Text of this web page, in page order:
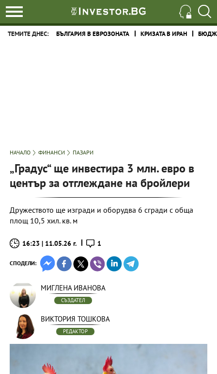
ТЕМИТЕ ДНЕС: БЪЛГАРИЯ В ЕВРОЗОНАТА КРИЗАТА В ИРАН
НАЧАЛО ФИНАНСИ ПАЗАРИ
„Градус“ ще инвестира 3 млн. евро в
център за отглеждане на бройлери
Дружеството ще изгради и оборудва 6 сгради с обща
площ 10,5 хил. кв. м
16:23 | 11.05.26 г. 1
СПОДЕЛИ:
МИГЛЕНА ИВАНОВА
СЪЗДАТЕЛ
ВИКТОРИЯ ТОШКОВА
РЕДАКТОР